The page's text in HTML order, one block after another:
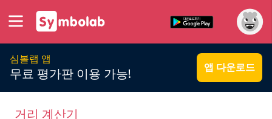
심볼랩 앱
무료 평가판 이용 가능! 앱 다운로드
거리 계산기